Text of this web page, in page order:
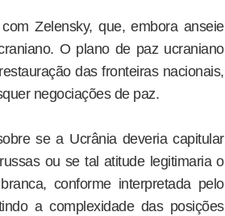
Zelensky, que, embora anseie
O plano de paz ucraniano
das fronteiras nacionais,
negociações de paz.
se a Ucrânia deveria capitular
ou se tal atitude legitimaria o
conforme interpretada pelo
a complexidade das posições